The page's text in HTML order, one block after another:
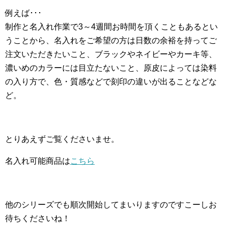
例えば･･･
制作と名入れ作業で3～4週間お時間を頂くこともあるとい
うことから、名入れをご希望の方は日数の余裕を持ってご
注文いただきたいこと、ブラックやネイビーやカーキ等、
濃いめのカラーには目立たないこと、原皮によっては染料
の入り方で、色・質感などで刻印の違いが出ることなどな
ど。
とりあえずご覧くださいませ。
名入れ可能商品はこちら
他のシリーズでも順次開始してまいりますのですこーしお
待ちくださいね！